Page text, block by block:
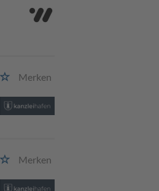
Merken
Merken